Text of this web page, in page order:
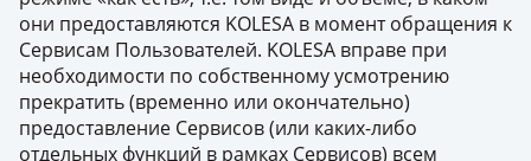
они предоставляются KOLESA в момент обращения к
Сервисам Пользователей. KOLESA вправе при
необходимости по собственному усмотрению
прекратить (временно или окончательно)
предоставление Сервисов (или каких-либо
отдельных функций в рамках Сервисов) всем